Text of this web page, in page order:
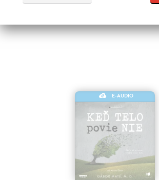
Ďalšie z kategórie iné
E-AUDIO